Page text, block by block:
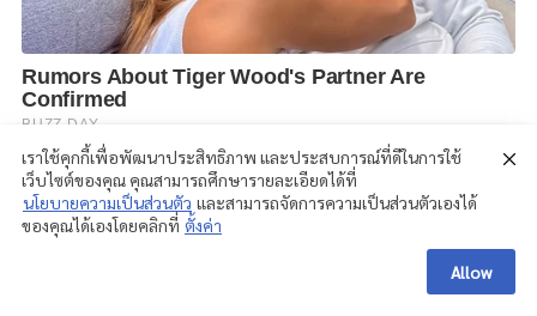
เราใช้คุกกี้เพื่อพัฒนาประสิทธิภาพ และประสบการณ์ที่ดีในการใช้
เว็บไซต์ของคุณ คุณสามารถศึกษารายละเอียดได้ที่
นโยบายความเป็นส่วนตัว และสามารถจัดการความเป็นส่วนตัวเองได้
ของคุณได้เองโดยคลิกที่ ตั้งค่า
Allow